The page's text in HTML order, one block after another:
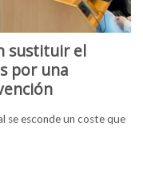
sustituir el
por una
se esconde un coste que